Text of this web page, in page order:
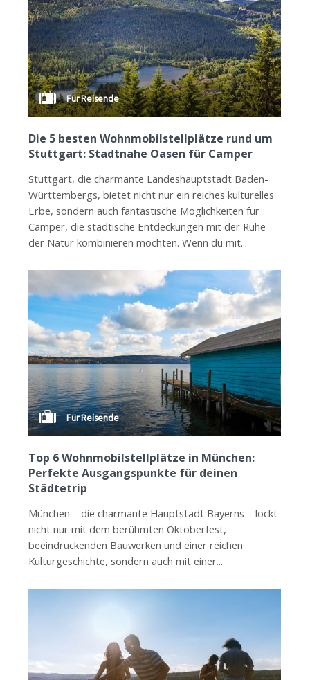
Für Reisende
Die 5 besten Wohnmobilstellplätze rund um
Stuttgart: Stadtnahe Oasen für Camper
Stuttgart, die charmante Landeshauptstadt Baden-
Württembergs, bietet nicht nur ein reiches kulturelles
Erbe, sondern auch fantastische Möglichkeiten für
Camper, die städtische Entdeckungen mit der Ruhe
der Natur kombinieren möchten. Wenn du mit...
Für Reisende
Top 6 Wohnmobilstellplätze in München:
Perfekte Ausgangspunkte für deinen
Städtetrip
München – die charmante Hauptstadt Bayerns – lockt
nicht nur mit dem berühmten Oktoberfest,
beeindruckenden Bauwerken und einer reichen
Kulturgeschichte, sondern auch mit einer...